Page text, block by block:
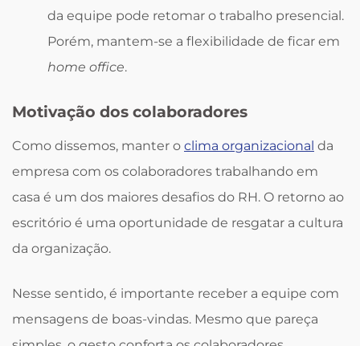
da equipe pode retomar o trabalho presencial.
Porém, mantem-se a flexibilidade de ficar em
home office.
Motivação dos colaboradores
Como dissemos, manter o clima organizacional da
empresa com os colaboradores trabalhando em
casa é um dos maiores desafios do RH. O retorno ao
escritório é uma oportunidade de resgatar a cultura
da organização.
Nesse sentido, é importante receber a equipe com
mensagens de boas-vindas. Mesmo que pareça